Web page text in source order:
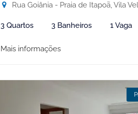
Rua Goiânia - Praia de Itapoã, Vila
3 Quartos 3 Banheiros 1 Vaga
Mais informações